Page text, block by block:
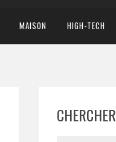
MAISON HIGH-TECH
CHERCHER